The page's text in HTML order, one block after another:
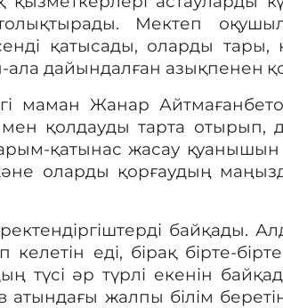
толықтырады. Мектеп
қатысады, оларды тары,
ала дайындалған азықпенен
маман Жанар
қолдауды тарта отырып,
қатынас жасау
оларды қорғаудың
байқады.
келетін еді, бірақ бірте-
түсі әр түрлі екенін
жалпы білім